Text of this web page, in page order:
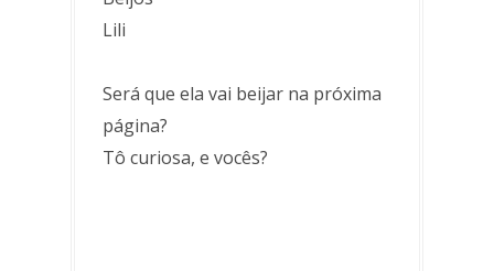
Lili
Será que ela vai beijar na próxima
página?
Tô curiosa, e vocês?